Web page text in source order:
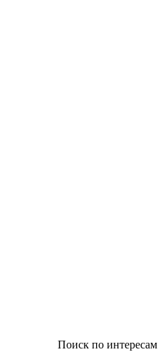
Поиск по интересам